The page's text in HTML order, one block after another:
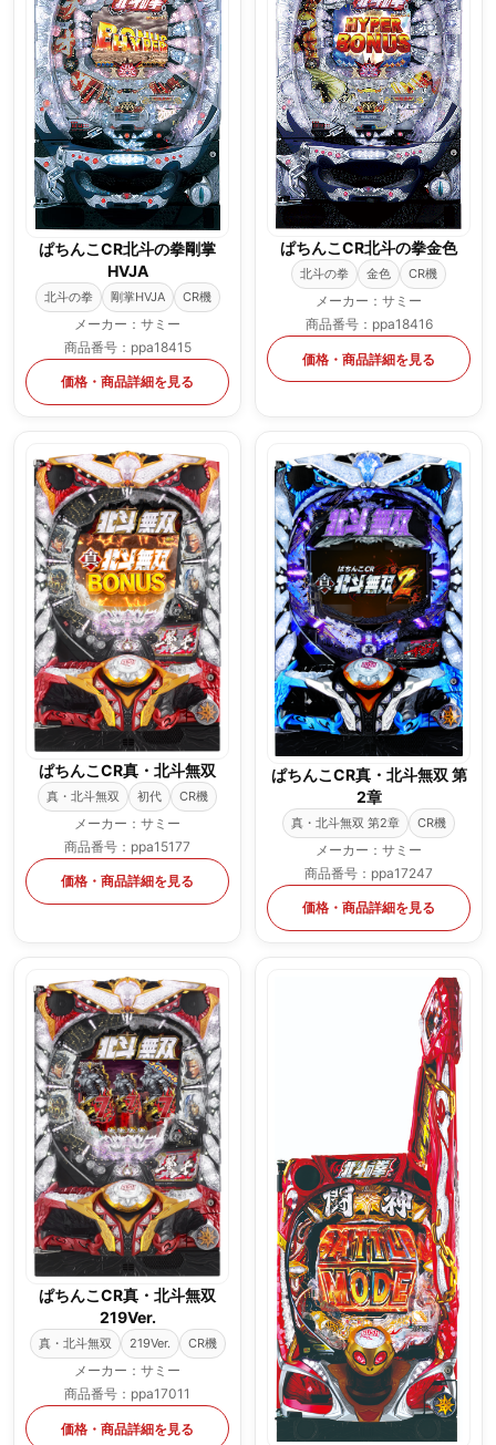
ぱちんこCR北斗の拳剛掌
HVJA
北斗の拳 剛掌HVJA CR機
メーカー：サミー
商品番号：ppa18415
価格・商品詳細を見る
ぱちんこCR北斗の拳金色
北斗の拳 金色 CR機
メーカー：サミー
商品番号：ppa18416
価格・商品詳細を見る
ぱちんこCR真・北斗無双
真・北斗無双 初代 CR機
メーカー：サミー
商品番号：ppa15177
価格・商品詳細を見る
ぱちんこCR真・北斗無双 第
2章
真・北斗無双 第2章 CR機
メーカー：サミー
商品番号：ppa17247
価格・商品詳細を見る
ぱちんこCR真・北斗無双
219Ver.
真・北斗無双 219Ver. CR機
メーカー：サミー
商品番号：ppa17011
価格・商品詳細を見る